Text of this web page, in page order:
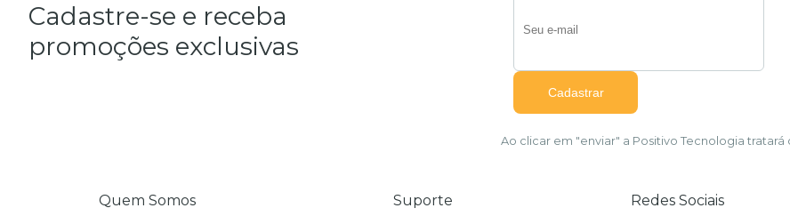
Cadastre-se e receba
promoções exclusivas
Ao clicar em "enviar" a Positivo Tecnologia
Quem Somos Suporte Redes Sociais